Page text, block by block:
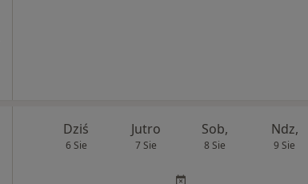
Dziś
6 Sie
Jutro
7 Sie
Sob,
8 Sie
Ndz,
9 Sie